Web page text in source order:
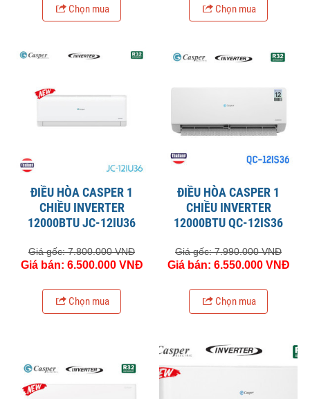
Chọn mua Chọn mua
ĐIỀU HÒA CASPER 1
CHIỀU INVERTER
12000BTU JC-12IU36
Giá gốc: 7.800.000 VNĐ
Giá bán: 6.500.000 VNĐ
Chọn mua
ĐIỀU HÒA CASPER 1
CHIỀU INVERTER
12000BTU QC-12IS36
Giá gốc: 7.990.000 VNĐ
Giá bán: 6.550.000 VNĐ
Chọn mua